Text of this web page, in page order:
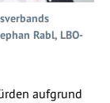
Rabl, LBO-
aufgrund